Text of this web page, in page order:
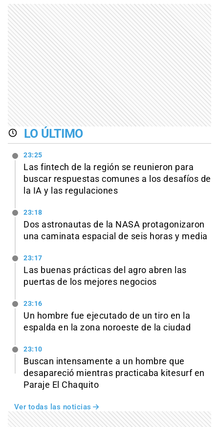
LO ÚLTIMO
23:25
Las fintech de la región se reunieron para
buscar respuestas comunes a los desafíos de
la IA y las regulaciones
23:18
Dos astronautas de la NASA protagonizaron
una caminata espacial de seis horas y media
23:17
Las buenas prácticas del agro abren las
puertas de los mejores negocios
23:16
Un hombre fue ejecutado de un tiro en la
espalda en la zona noroeste de la ciudad
23:10
Buscan intensamente a un hombre que
desapareció mientras practicaba kitesurf en
Paraje El Chaquito
Ver todas las noticias